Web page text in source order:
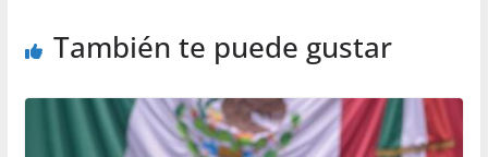
También te puede gustar